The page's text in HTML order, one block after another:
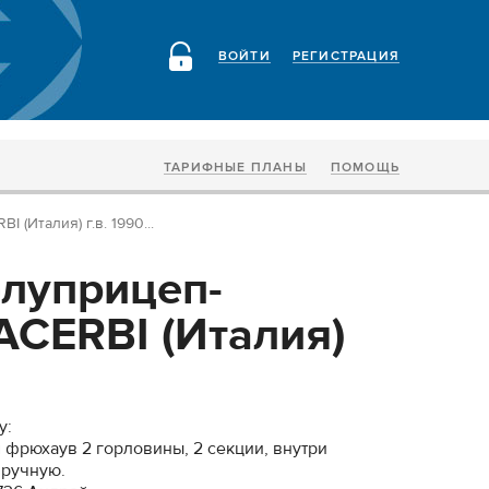
РЕГИСТРАЦИЯ
ВОЙТИ
ТАРИФНЫЕ ПЛАНЫ ПОМОЩЬ
(Италия) г.в. 1990...
(Италия)
фрюхаув 2 горловины, 2 секции, внутри